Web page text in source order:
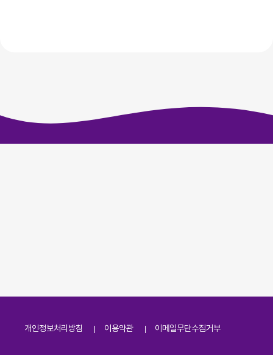
개인정보처리방침 이용약관 이메일무단수집거부